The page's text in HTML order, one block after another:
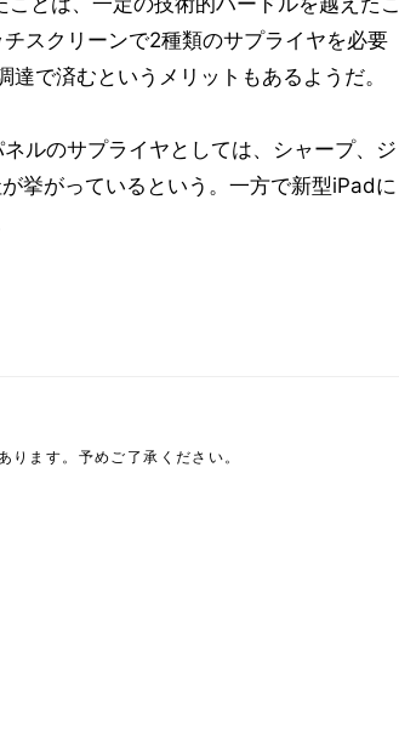
スクリーンで2種類のサプライヤを必要
で済むというメリットもあるようだ。
ルのサプライヤとしては、シャープ、ジ
挙がっているという。一方で新型iPadに
ます。予めご了承ください。